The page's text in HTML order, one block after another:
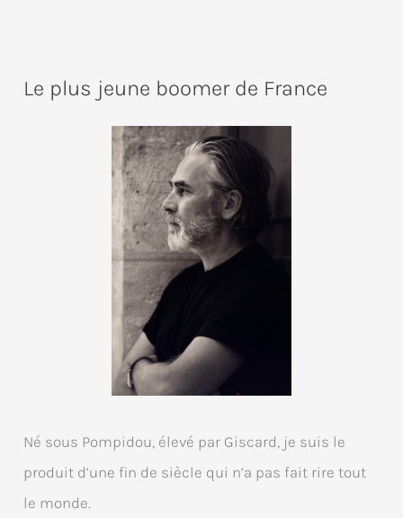
Le plus jeune boomer de France
Né sous Pompidou, élevé par Giscard, je suis le
produit d’une fin de siècle qui n’a pas fait rire tout
le monde.